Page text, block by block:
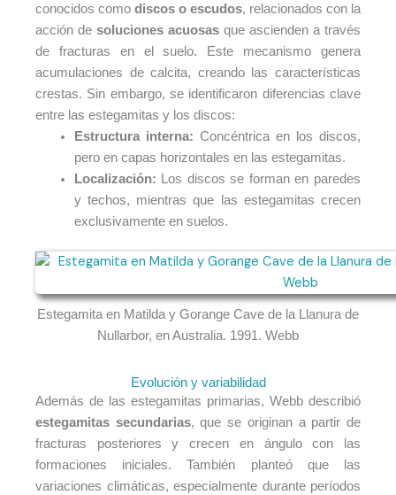
conocidos como discos o escudos, relacionados con la
acción de soluciones acuosas que ascienden a través
de fracturas en el suelo. Este mecanismo genera
acumulaciones de calcita, creando las características
crestas. Sin embargo, se identificaron diferencias clave
entre las estegamitas y los discos:
Estructura interna: Concéntrica en los discos,
pero en capas horizontales en las estegamitas.
Localización: Los discos se forman en paredes
y techos, mientras que las estegamitas crecen
exclusivamente en suelos.
Estegamita en Matilda y Gorange Cave de la Llanura de
Nullarbor, en Australia. 1991. Webb
Evolución y variabilidad
Además de las estegamitas primarias, Webb describió
estegamitas secundarias, que se originan a partir de
fracturas posteriores y crecen en ángulo con las
formaciones iniciales. También planteó que las
variaciones climáticas, especialmente durante períodos